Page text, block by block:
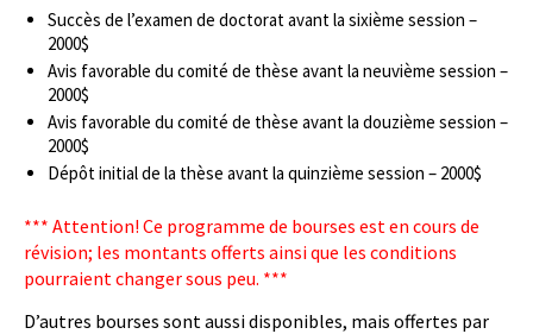
Succès de l’examen de doctorat avant la sixième session –
2000$
Avis favorable du comité de thèse avant la neuvième session –
2000$
Avis favorable du comité de thèse avant la douzième session –
2000$
Dépôt initial de la thèse avant la quinzième session – 2000$
*** Attention! Ce programme de bourses est en cours de
révision; les montants offerts ainsi que les conditions
pourraient changer sous peu. ***
D’autres bourses sont aussi disponibles, mais offertes par